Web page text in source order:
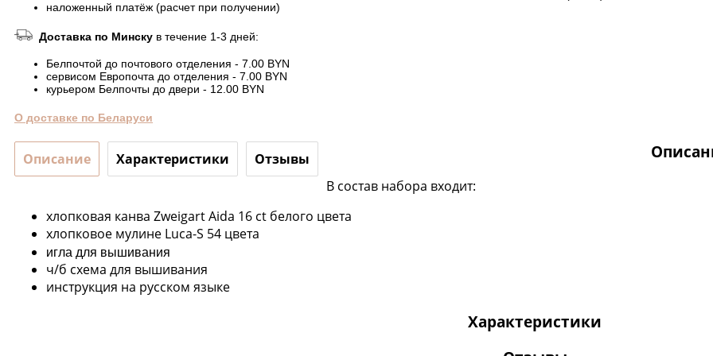
наложенный платёж (расчет при получении)
Доставка по Минску в течение 1-3 дней:
Белпочтой до почтового отделения - 7.00 BYN
сервисом Европочта до отделения - 7.00 BYN
курьером Белпочты до двери - 12.00 BYN
О доставке по Беларуси
Описание Характеристики Отзывы
В состав набора входит:
хлопковая канва Zweigart Aida 16 ct белого цвета
хлопковое мулине Luca-S 54 цвета
игла для вышивания
ч/б схема для вышивания
инструкция на русском языке
Характеристики